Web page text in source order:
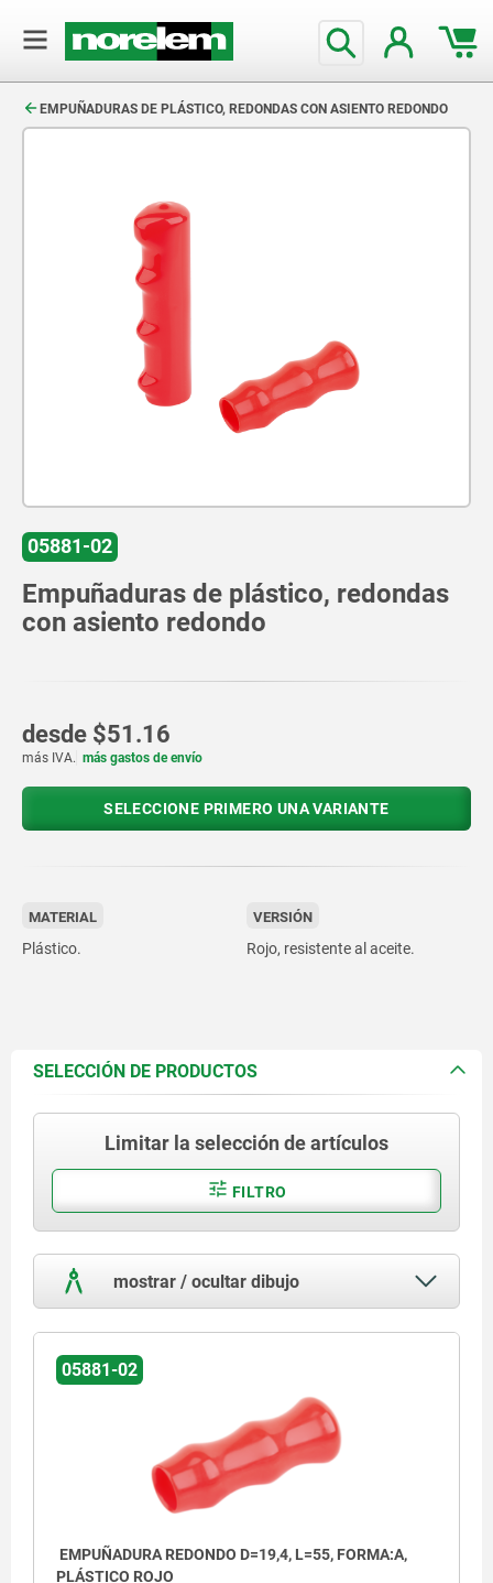
EMPUÑADURAS DE PLÁSTICO, REDONDAS CON ASIENTO REDONDO
05881-02
Empuñaduras de plástico, redondas
con asiento redondo
desde $51.16
más IVA. más gastos de envío
SELECCIONE PRIMERO UNA VARIANTE
MATERIAL
Plástico.
VERSIÓN
Rojo, resistente al aceite.
SELECCIÓN DE PRODUCTOS
Limitar la selección de artículos
FILTRO
mostrar / ocultar dibujo
05881-02
EMPUÑADURA REDONDO D=19,4, L=55, FORMA:A,
PLÁSTICO ROJO